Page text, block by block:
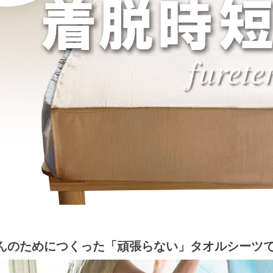
のためにつくった「頑張らない」タオルシーツ